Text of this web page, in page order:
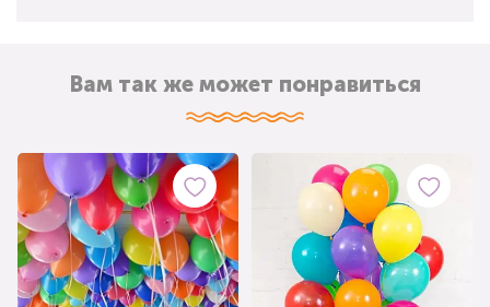
Вам так же может понравиться